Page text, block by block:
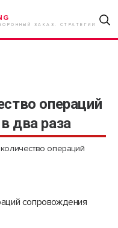
ЗАКАЗ. СТРАТЕГИИ
операций
два раза
операций